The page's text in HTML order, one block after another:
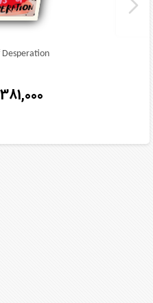
Desperation
381,000